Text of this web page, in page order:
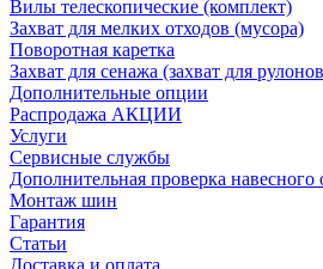
Вилы телескопические (комплект)
Захват для мелких отходов (мусора)
Поворотная каретка
Захват для сенажа (захват для
Дополнительные опции
Распродажа АКЦИИ
Услуги
Сервисные службы
Дополнительная проверка навесного
Монтаж шин
Гарантия
Статьи
Доставка и оплата